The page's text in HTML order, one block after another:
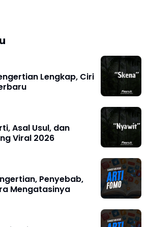
Lengkap, Ciri
Asal Usul, dan
Viral 2026
Penyebab,
Mengatasinya